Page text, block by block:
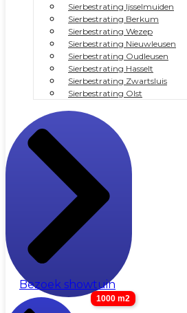
Sierbestrating Ijsselmuiden
Sierbestrating Berkum
Sierbestrating Wezep
Sierbestrating Nieuwleusen
Sierbestrating Oudleusen
Sierbestrating Hasselt
Sierbestrating Zwartsluis
Sierbestrating Olst
Bezoek showtuin
1000 m2